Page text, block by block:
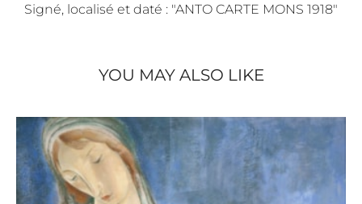
Signé, localisé et daté : "ANTO CARTE MONS 1918"
YOU MAY ALSO LIKE